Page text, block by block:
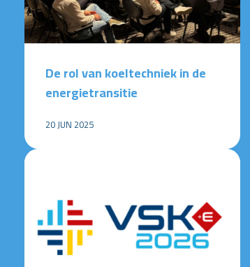
De rol van koeltechniek in de
energietransitie
20 JUN 2025